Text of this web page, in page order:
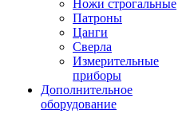
Ножи строгальные
Патроны
Цанги
Сверла
Измерительные
приборы
Дополнительное
оборудование